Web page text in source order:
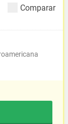
Comparar